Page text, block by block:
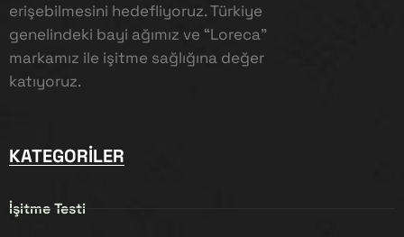
erişebilmesini hedefliyoruz. Türkiye
genelindeki bayi ağımız ve “Loreca”
markamız ile işitme sağlığına değer
katıyoruz.
KATEGORILER
İşitme Testi